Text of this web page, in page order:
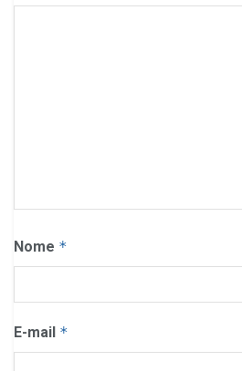
Nome *
E-mail *